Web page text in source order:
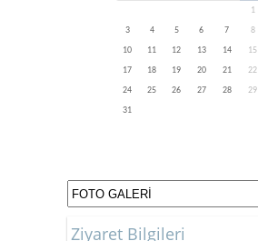
1
3
4 5 6 7 8
10
11 12 13 14 15
17
18 19 20 21 22
24
25 26 27 28 29
31
Ziyaret Bilgileri